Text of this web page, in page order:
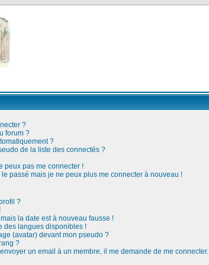
?
forum ?
?
de la liste des connectés ?
peux pas me connecter !
passé mais je ne peux plus me connecter à nouveau !
?
la date est à nouveau fausse !
des langues disponibles !
(avatar) devant mon pseudo ?
?
un email à un membre, il me demande de me connecter.